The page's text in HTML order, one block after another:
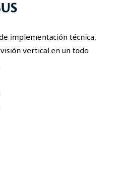
implementación técnica,
vertical en un todo